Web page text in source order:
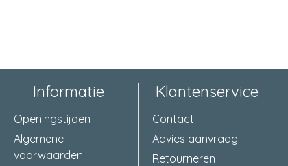
Informatie
Openingstijden
Algemene
voorwaarden
Klantenservice
Contact
Advies aanvraag
Retourneren